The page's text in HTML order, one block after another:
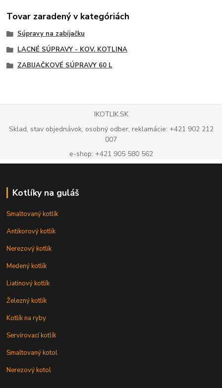
Tovar zaradený v kategóriách
Súpravy na zabíjačku
LACNÉ SÚPRAVY - KOV. KOTLINA
ZABIJAČKOVÉ SÚPRAVY 60 L
IKOTLIK.SK
Sklad, stav objednávok, osobný odber, reklamácie: +421 902 212
007
e-shop: +421 905 580 562
Kotlíky na guláš
Smaltovaný kotlík
Antikorový kotlík
Nerezový kotlík
Medený kotlík
Liatinový kotlík
Železný kotlík
Kotlík na ryby
Servírovací kotlík
Smaltovaný kotol
Nerezový kotol